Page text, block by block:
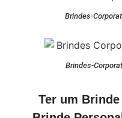
Brindes-
Brindes-
Ter um